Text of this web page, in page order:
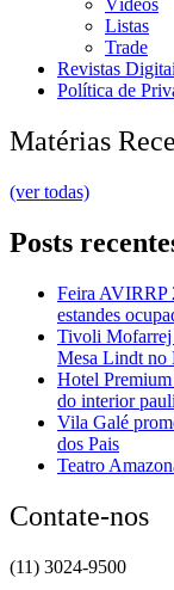
Vídeos
Listas
Trade
Revistas
Política de
Matérias
(ver todas)
Posts
Feira AVIRRP
estandes
Tivoli Mofarrej
Mesa Lindt no
Hotel
do interior
Vila Galé
dos Pais
Teatro
Contate-nos
(11) 3024-9500